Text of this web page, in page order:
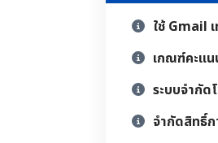
ใช้ Gmail
เกณฑ์คะแ
ระบบจำกัด
จำกัดสิทธิ์ก